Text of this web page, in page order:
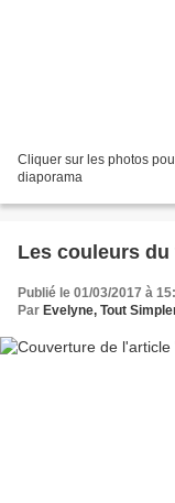
Cliquer sur les photos
diaporama
Les couleurs du
Publié le 01/03/2017 à
Par Evelyne, Tout